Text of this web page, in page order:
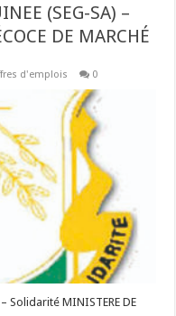
(SEG-SA) –
DE MARCHÉ
d'emplois 0
Solidarité MINISTERE DE